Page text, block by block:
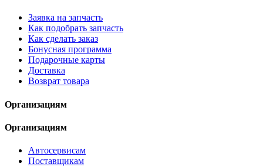
Заявка на запчасть
Как подобрать запчасть
Как сделать заказ
Бонусная программа
Подарочные карты
Доставка
Возврат товара
Организациям
Организациям
Автосервисам
Поставщикам